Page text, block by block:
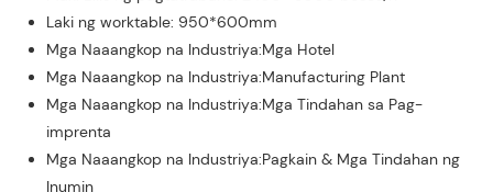
Laki ng worktable: 950*600mm
Mga Naaangkop na Industriya:Mga Hotel
Mga Naaangkop na Industriya:Manufacturing Plant
Mga Naaangkop na Industriya:Mga Tindahan sa Pag-
imprenta
Mga Naaangkop na Industriya:Pagkain & Mga Tindahan ng
Inumin